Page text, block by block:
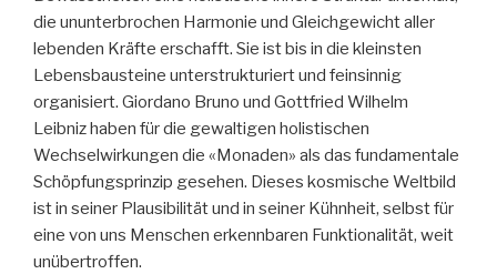
die ununterbrochen Harmonie und Gleichgewicht aller
lebenden Kräfte erschafft. Sie ist bis in die kleinsten
Lebensbausteine unterstrukturiert und feinsinnig
organisiert. Giordano Bruno und Gottfried Wilhelm
Leibniz haben für die gewaltigen holistischen
Wechselwirkungen die «Monaden» als das fundamentale
Schöpfungsprinzip gesehen. Dieses kosmische Weltbild
ist in seiner Plausibilität und in seiner Kühnheit, selbst für
eine von uns Menschen erkennbaren Funktionalität, weit
unübertroffen.